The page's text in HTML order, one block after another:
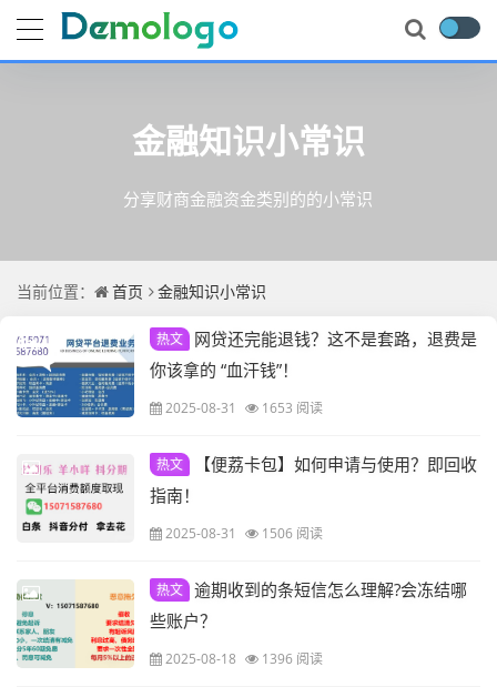
金融知识小常识
分享财商金融资金类别的的小常识
当前位置： 首页 金融知识小常识
热文
网贷还完能退钱？这不是套路，退费是
你该拿的 “血汗钱”！
2025-08-31 1653 阅读
热文
【便荔卡包】如何申请与使用？即回收
指南！
2025-08-31 1506 阅读
热文 逾期收到的条短信怎么理解?会冻结哪
些账户？
2025-08-18 1396 阅读